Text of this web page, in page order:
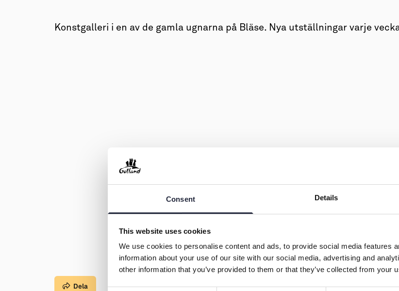
Consent Details
This website uses cookies
We use cookies to personalise content and ads, to provide social media features
information about your use of our site with our social media, advertising and
other information that you’ve provided to them or that they’ve collected from your
Konstgalleri i en av de gamla ugnarna på Bläse. Nya utställningar varje
Dela